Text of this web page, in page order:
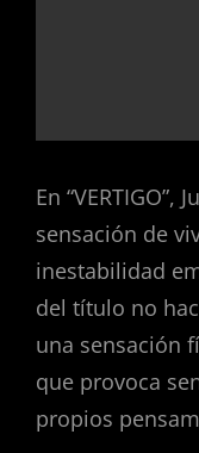
En “VERTIGO”,
sensación de
inestabilidad
del título no
una sensación
que provoca
propios